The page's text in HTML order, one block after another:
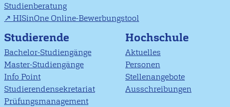
Studienberatung
HISinOne Online-Bewerbungstool
Studierende
Bachelor-Studiengänge
Master-Studiengänge
Info Point
Studierendensekretariat
Prüfungsmanagement
Hochschule
Aktuelles
Personen
Stellenangebote
Ausschreibungen